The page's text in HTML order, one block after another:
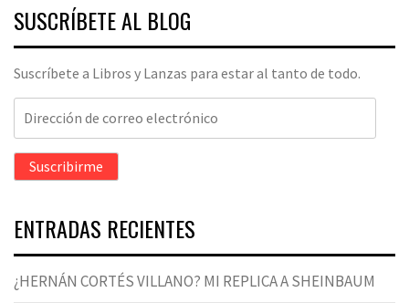
SUSCRÍBETE AL BLOG
Suscríbete a Libros y Lanzas para estar al tanto de todo.
Dirección
correo
electrónico
Suscribirme
ENTRADAS RECIENTES
¿HERNÁN CORTÉS VILLANO? MI REPLICA A SHEINBAUM